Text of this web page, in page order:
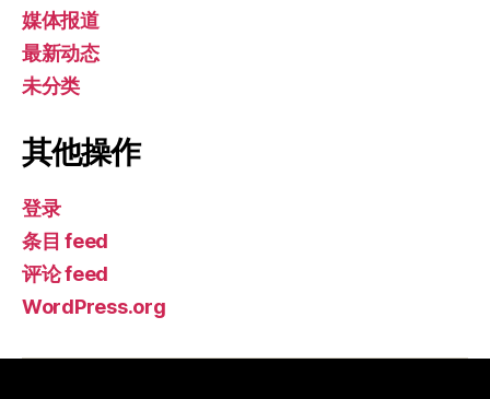
媒体报道
最新动态
未分类
其他操作
登录
条目 feed
评论 feed
WordPress.org